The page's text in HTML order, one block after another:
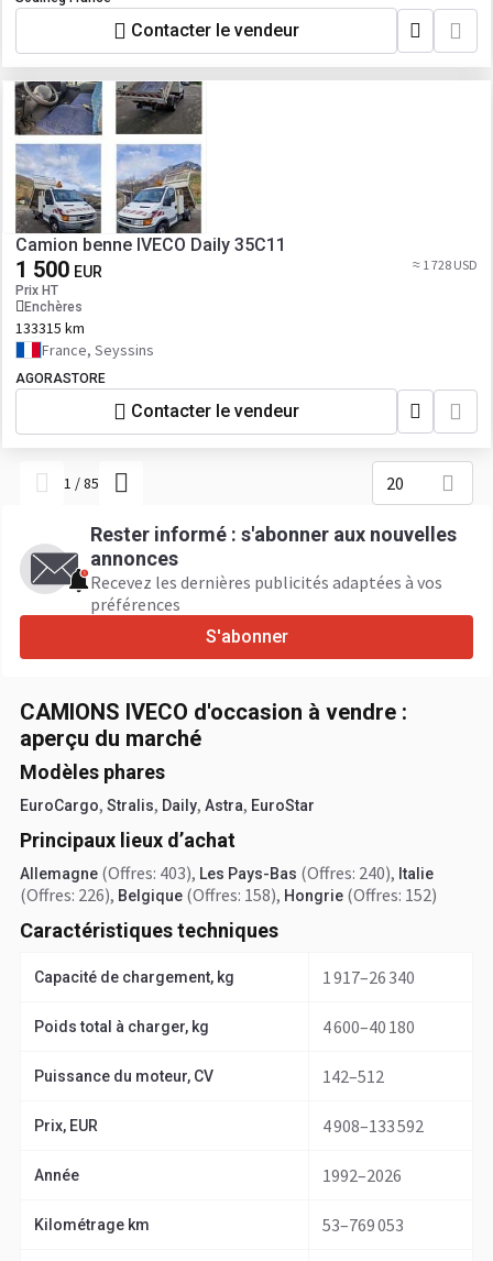
Contacter le vendeur
Camion benne IVECO Daily 35C11
1 500 EUR
Prix HT
Enchères
≈ 1 728 USD
133315 km
France, Seyssins
AGORASTORE
Contacter le vendeur
1 /85 20
Rester informé : s'abonner aux nouvelles
annonces
Recevez les dernières publicités adaptées à vos
préférences
S'abonner
CAMIONS IVECO d'occasion à vendre :
aperçu du marché
Modèles phares
EuroCargo, Stralis, Daily, Astra, EuroStar
Principaux lieux d’achat
Allemagne (Offres: 403), Les Pays-Bas (Offres: 240), Italie
(Offres: 226), Belgique (Offres: 158), Hongrie (Offres: 152)
Caractéristiques techniques
Capacité de chargement, kg 1 917–26 340
Poids total à charger, kg 4 600–40 180
Puissance du moteur, CV 142–512
Prix, EUR 4 908–133 592
Année 1992–2026
Kilométrage km 53–769 053